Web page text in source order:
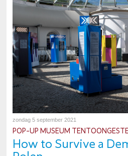
zondag 5 september 2021
POP-UP MUSEUM
How to Survive a